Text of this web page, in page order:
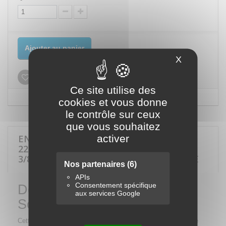
Ce site utilise des
cookies et vous donne
le contrôle sur ceux
que vous souhaitez
activer
Nos partenaires (6)
APIs
Consentement spécifique
aux services Google
X Masquer
Ajouter au panier
Ajouter à ma liste d'envies
EN SAVOIR PLUS SUR DOUILLE FENDUE
22MM POUR SONDE LAMBDA - CARRÉ
3/8", LONGUEUR 80MM, GARANTIE À VIE
Douille Fendue 22mm pour
Sonde Lambda - Carré 3/8"
Cette
est spécialement conçue pour le